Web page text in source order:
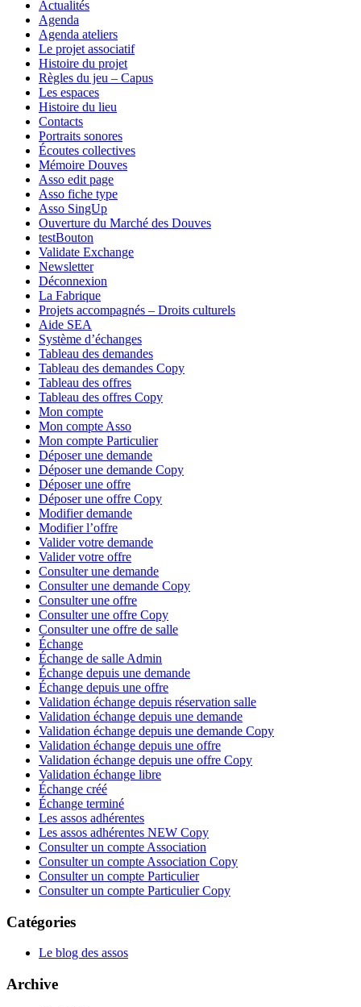
Actualités
Agenda
Agenda ateliers
Le projet associatif
Histoire du projet
Règles du jeu – Capus
Les espaces
Histoire du lieu
Contacts
Portraits sonores
Écoutes collectives
Mémoire Douves
Asso edit page
Asso fiche type
Asso SingUp
Ouverture du Marché des Douves
testBouton
Validate Exchange
Newsletter
Déconnexion
La Fabrique
Projets accompagnés – Droits culturels
Aide SEA
Système d’échanges
Tableau des demandes
Tableau des demandes Copy
Tableau des offres
Tableau des offres Copy
Mon compte
Mon compte Asso
Mon compte Particulier
Déposer une demande
Déposer une demande Copy
Déposer une offre
Déposer une offre Copy
Modifier demande
Modifier l’offre
Valider votre demande
Valider votre offre
Consulter une demande
Consulter une demande Copy
Consulter une offre
Consulter une offre Copy
Consulter une offre de salle
Échange
Échange de salle Admin
Échange depuis une demande
Échange depuis une offre
Validation échange depuis réservation salle
Validation échange depuis une demande
Validation échange depuis une demande Copy
Validation échange depuis une offre
Validation échange depuis une offre Copy
Validation échange libre
Échange créé
Échange terminé
Les assos adhérentes
Les assos adhérentes NEW Copy
Consulter un compte Association
Consulter un compte Association Copy
Consulter un compte Particulier
Consulter un compte Particulier Copy
Catégories
Le blog des assos
Archive